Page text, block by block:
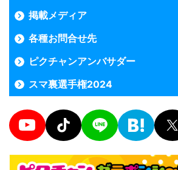
掲載メディア
各種お問合せ先
ピクチャンアンバサダー
スマ裏選手権2024